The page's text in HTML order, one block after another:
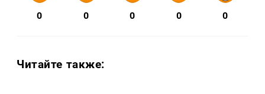
0 0 0 0 0
Читайте также: